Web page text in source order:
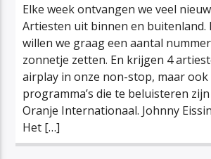
Elke week ontvangen we veel
Artiesten uit binnen en buitenland.
willen we graag een aantal
zonnetje zetten. En krijgen 4
airplay in onze non-stop, maar ook
programma’s die te beluisteren
Oranje Internationaal. Johnny
Het […]